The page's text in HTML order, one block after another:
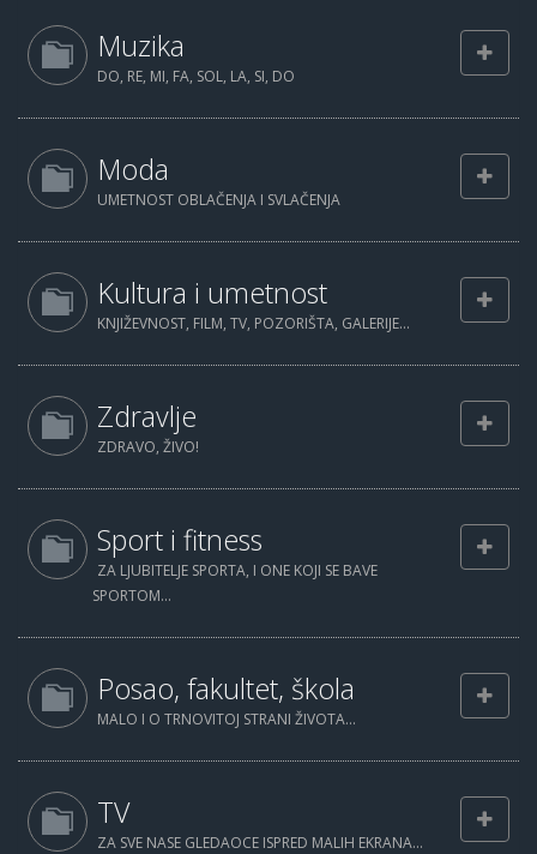
Muzika
DO, RE, MI, FA, SOL, LA, SI, DO
Moda
UMETNOST OBLAČENJA I SVLAČENJA
Kultura i umetnost
KNJIŽEVNOST, FILM, TV, POZORIŠTA, GALERIJE...
Zdravlje
ZDRAVO, ŽIVO!
Sport i fitness
ZA LJUBITELJE SPORTA, I ONE KOJI SE BAVE
SPORTOM...
Posao, fakultet, škola
MALO I O TRNOVITOJ STRANI ŽIVOTA...
TV
ZA SVE NASE GLEDAOCE ISPRED MALIH EKRANA...